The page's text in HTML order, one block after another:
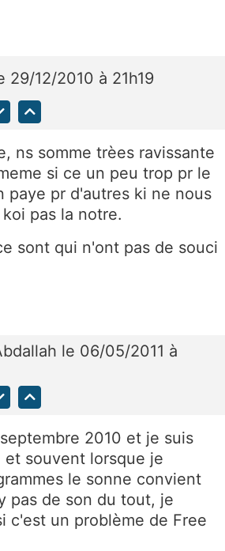
29/12/2010 à 21h19
ns somme trèes ravissante
si ce un peu trop pr le
paye pr d'autres ki ne nous
pas la notre.
sont qui n'ont pas de souci
le 06/05/2011 à
2010 et je suis
et souvent lorsque je
le sonne convient
pas de son du tout, je
c'est un problème de Free